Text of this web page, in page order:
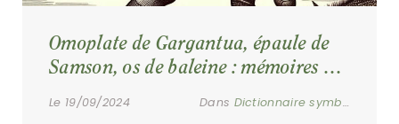
Omoplate de Gargantua, épaule de
Samson, os de baleine : mémoires de
légendes
Le 19/09/2024 Dans Dictionnaire symbolique